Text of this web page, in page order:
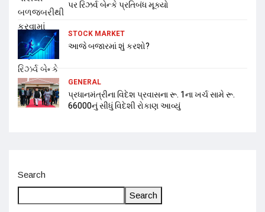
પર રિઝર્વ બેન્કે પ્રતિબંધ મૂક્યો
STOCK MARKET
આજે બજારમાં શું કરશો?
GENERAL
પ્રધાનમંત્રીના વિદેશ પ્રવાસના રૂ. 1ના ખર્ચ સામે રૂ.
66000નું સીધું વિદેશી રોકાણ આવ્યું
Search
Search